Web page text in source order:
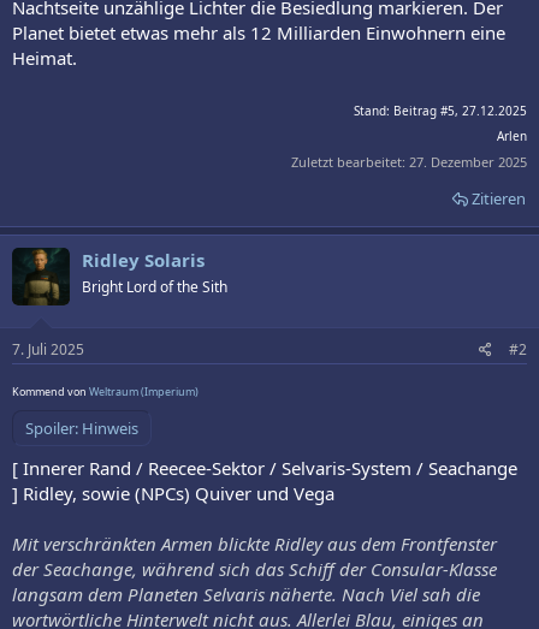
Nachtseite unzählige Lichter die Besiedlung markieren. Der
Planet bietet etwas mehr als 12 Milliarden Einwohnern eine
Heimat.
Stand: Beitrag #5, 27.12.2025
Arlen
Zuletzt bearbeitet: 27. Dezember 2025
Zitieren
Ridley Solaris
Bright Lord of the Sith
7. Juli 2025 #2
Kommend von Weltraum (Imperium)
Spoiler: Hinweis
[ Innerer Rand / Reecee-Sektor / Selvaris-System / Seachange
] Ridley, sowie (NPCs) Quiver und Vega
Mit verschränkten Armen blickte Ridley aus dem Frontfenster
der Seachange, während sich das Schiff der Consular-Klasse
langsam dem Planeten Selvaris näherte. Nach Viel sah die
wortwörtliche Hinterwelt nicht aus. Allerlei Blau, einiges an